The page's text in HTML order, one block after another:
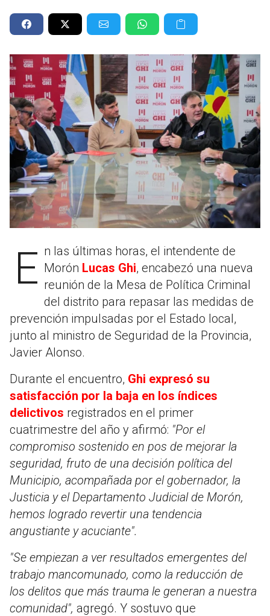
En las últimas horas, el intendente de Morón Lucas Ghi, encabezó una nueva
reunión de la Mesa de Política Criminal
del distrito para repasar las medidas de
prevención impulsadas por el Estado local,
junto al ministro de Seguridad de la Provincia,
Javier Alonso.
Durante el encuentro, Ghi expresó su
satisfacción por la baja en los índices
delictivos registrados en el primer
cuatrimestre del año y afirmó: "Por el
compromiso sostenido en pos de mejorar la
seguridad, fruto de una decisión política del
Municipio, acompañada por el gobernador, la
Justicia y el Departamento Judicial de Morón,
hemos logrado revertir una tendencia
angustiante y acuciante".
"Se empiezan a ver resultados emergentes del
trabajo mancomunado, como la reducción de
los delitos que más trauma le generan a nuestra
comunidad", agregó. Y sostuvo que